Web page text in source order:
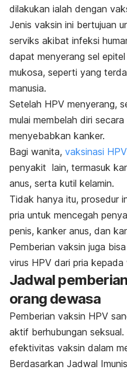
dilakukan ialah dengan
Jenis vaksin ini bertujuan
serviks akibat infeksi
dapat menyerang sel
mukosa, seperti yang
manusia.
Setelah HPV menyerang,
mulai membelah diri
menyebabkan kanker.
Bagi wanita, vaksinasi HPV
penyakit lain, termasuk
anus, serta kutil kelamin.
Tidak hanya itu, prosedur
pria untuk mencegah
penis, kanker anus, dan
Pemberian vaksin juga
virus HPV dari pria kepada
Jadwal
orang dewasa
Pemberian vaksin HPV
aktif berhubungan
efektivitas vaksin dalam
Berdasarkan Jadwal